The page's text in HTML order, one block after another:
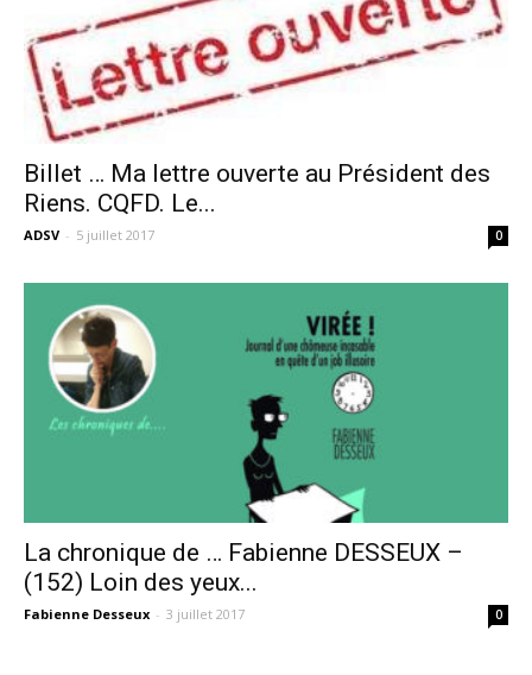
Billet … Ma lettre ouverte au Président des
Riens. CQFD. Le...
ADSV - 5 juillet 2017 0
La chronique de … Fabienne DESSEUX –
(152) Loin des yeux...
Fabienne Desseux - 3 juillet 2017 0